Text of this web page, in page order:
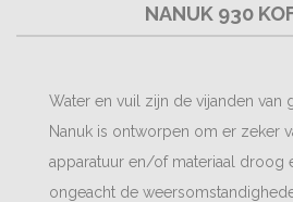
NANUK 930
Water en vuil zijn de vijanden van
Nanuk is ontworpen om er zeker
apparatuur en/of materiaal droog
ongeacht de